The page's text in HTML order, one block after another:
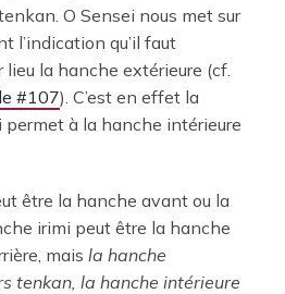
O Sensei nous met sur
l’indication qu’il faut
la hanche extérieure (cf.
#107). C’est en effet la
permet à la hanche intérieure
être la hanche avant ou la
irimi peut être la hanche
mais la hanche
tenkan, la hanche intérieure